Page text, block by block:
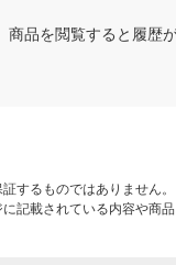
商品を閲覧すると履歴
するものではありません。
載されている内容や商